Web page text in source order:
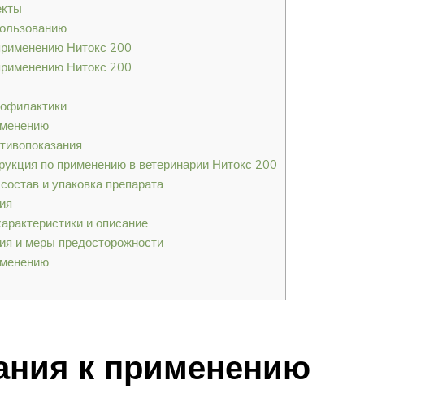
Нитокс 200
Нитокс 200
по применению в ветеринарии Нитокс 200
и упаковка препарата
и описание
и меры предосторожности
к применению